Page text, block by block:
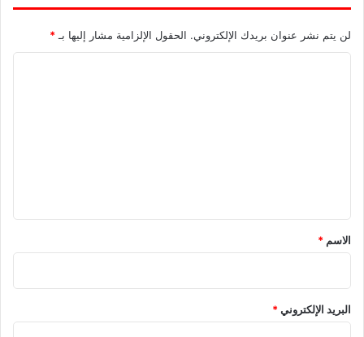
لن يتم نشر عنوان بريدك الإلكتروني. الحقول الإلزامية مشار إليها بـ*
*
الاسم *
البريد الإلكتروني*